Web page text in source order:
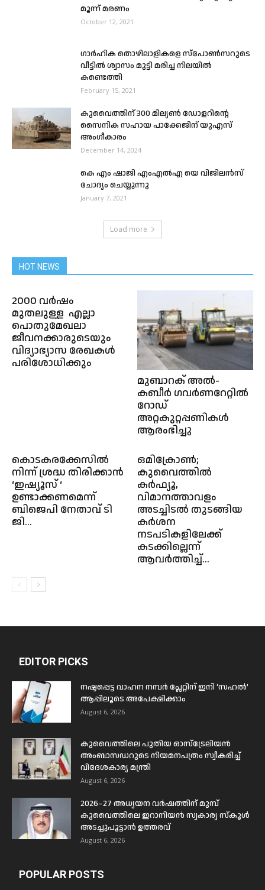
മൂന്ന് മരണം
October 12, 2021
ഗാർഹിക തൊഴിലാളികളെ സ്പോൺസറുടെ
വീട്ടിൽ ശ്വാസം മുട്ടി മരിച്ച നിലയിൽ
കണ്ടെത്തി
February 15, 2021
കുവൈത്തിന് 300 മില്യൺ ഡോളറിൻ്റെ
സൈനിക സഹായ പാക്കേജിന് യുഎസ്
അംഗീകാരം
December 14, 2024
കെ എം ഷാജി എംഎൽഎ യെ വിജിലൻസ്
ചോദ്യം ചെയ്യുന്നു
January 7, 2021
Load more
HOT NEWS
2000 വർഷം
മുതലുള്ള എല്ലാ
പൊതുമേഖലാ
ജീവനക്കാരുടെയും
വിദ്യാഭ്യാസ രേഖകൾ
പരിശോധിക്കും
മുബാറക് അൽ-
കബീർ ഗവർണറേറ്റിൽ
റോഡ്
അറ്റകുറ്റപ്പണികൾ
ആരംഭിച്ചു
കൊടകരക്കേസിൽ
നിന്ന് ശ്രദ്ധ തിരിക്കാൻ
‘ഇഷ്യൂസ് ‘
ഉണ്ടാക്കണമെന്ന്
ബിജെപി നേതാവ് ടി
ജി...
ഒമിക്രോൺ;
കുവൈത്തിൽ
കർഫ്യൂ,
വിമാനത്താവളം
അടച്ചിടൽ തുടങ്ങിയ
കർശന
നടപടികളിലേക്ക്
കടക്കില്ലെന്ന്
ആവർത്തിച്ച്...
EDITOR PICKS
നഷ്ടപ്പെട്ട വാഹന നമ്പർ പ്ലേറ്റിന് ഇനി ‘സഹൽ’
ആപ്പിലൂടെ അപേക്ഷിക്കാം
August 6, 2026
കുവൈത്തിലെ പുതിയ ഓസ്ട്രേലിയൻ
അംബാസഡറുടെ നിയമനപത്രം സ്വീകരിച്ച്
വിദേശകാര്യ മന്ത്രി
August 6, 2026
2026–27 അധ്യയന വർഷത്തിന് മുമ്പ്
കുവൈത്തിലെ ഇറാനിയൻ സ്വകാര്യ സ്കൂൾ
അടച്ചുപൂട്ടാൻ ഉത്തരവ്
August 6, 2026
POPULAR POSTS